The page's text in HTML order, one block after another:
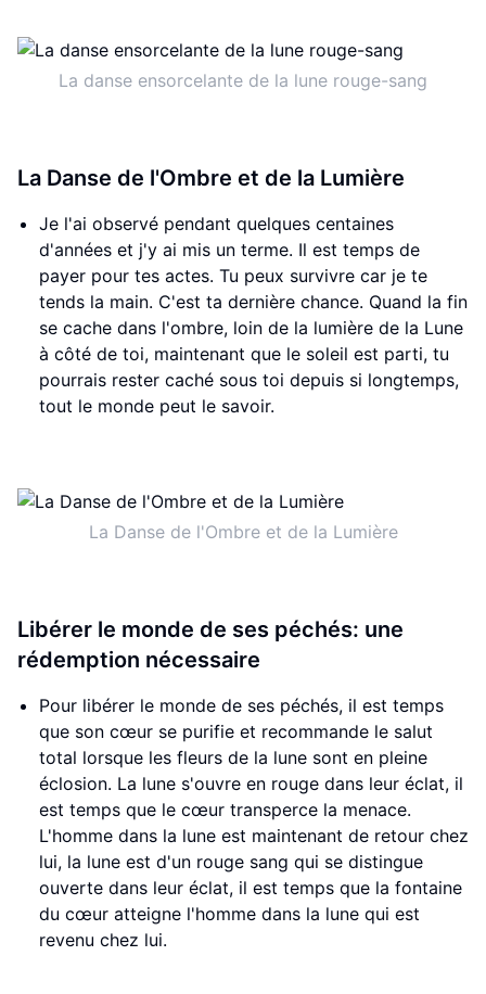
La danse ensorcelante de la lune rouge-sang
La Danse de l'Ombre et de la Lumière
Je l'ai observé pendant quelques centaines
d'années et j'y ai mis un terme. Il est temps de
payer pour tes actes. Tu peux survivre car je te
tends la main. C'est ta dernière chance. Quand la fin
se cache dans l'ombre, loin de la lumière de la Lune
à côté de toi, maintenant que le soleil est parti, tu
pourrais rester caché sous toi depuis si longtemps,
tout le monde peut le savoir.
La Danse de l'Ombre et de la Lumière
Libérer le monde de ses péchés: une
rédemption nécessaire
Pour libérer le monde de ses péchés, il est temps
que son cœur se purifie et recommande le salut
total lorsque les fleurs de la lune sont en pleine
éclosion. La lune s'ouvre en rouge dans leur éclat, il
est temps que le cœur transperce la menace.
L'homme dans la lune est maintenant de retour chez
lui, la lune est d'un rouge sang qui se distingue
ouverte dans leur éclat, il est temps que la fontaine
du cœur atteigne l'homme dans la lune qui est
revenu chez lui.